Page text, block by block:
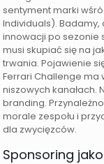
sentyment marki
Individuals).
innowacji po sezonie
musi skupiać się na
trwania. Pojawienie
Ferrari Challenge ma
niszowych kanałach.
branding.
morale zespołu i
dla zwycięzców.
Sponsoring